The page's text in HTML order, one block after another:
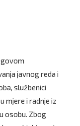
javnog reda i
službenici
mjere i radnje iz
osobu. Zbog